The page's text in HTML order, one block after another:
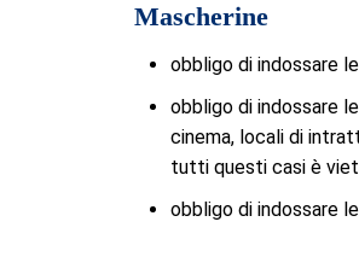
Mascherine
obbligo di indossare
obbligo di indossare
cinema, locali di
tutti questi casi è
obbligo di indossare